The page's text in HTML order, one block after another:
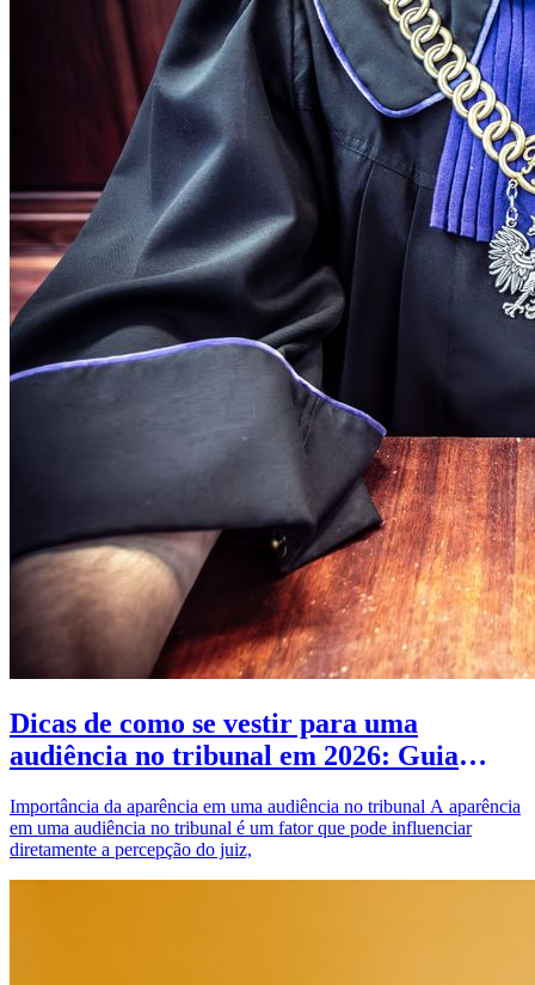
Dicas de como se vestir para uma
audiência no tribunal em 2026: Guia
Importância da aparência em uma audiência no tribunal A aparência
em uma audiência no tribunal é um fator que pode influenciar
diretamente a percepção do juiz,